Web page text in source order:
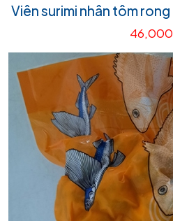
Viên surimi nhân tôm